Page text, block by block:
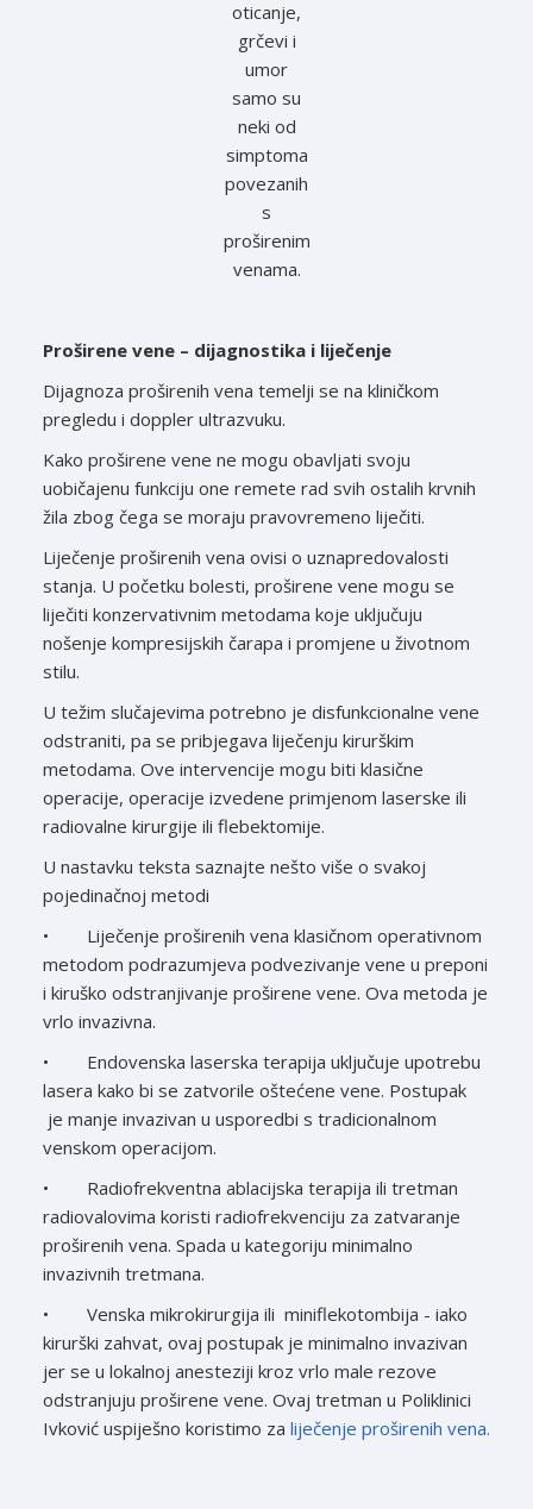
oticanje,
grčevi i
umor
samo su
neki od
simptoma
povezanih
s
proširenim
venama.
Proširene vene – dijagnostika i liječenje
Dijagnoza proširenih vena temelji se na kliničkom
pregledu i doppler ultrazvuku.
Kako proširene vene ne mogu obavljati svoju
uobičajenu funkciju one remete rad svih ostalih krvnih
žila zbog čega se moraju pravovremeno liječiti.
Liječenje proširenih vena ovisi o uznapredovalosti
stanja. U početku bolesti, proširene vene mogu se
liječiti konzervativnim metodama koje uključuju
nošenje kompresijskih čarapa i promjene u životnom
stilu.
U težim slučajevima potrebno je disfunkcionalne vene
odstraniti, pa se pribjegava liječenju kirurškim
metodama. Ove intervencije mogu biti klasične
operacije, operacije izvedene primjenom laserske ili
radiovalne kirurgije ili flebektomije.
U nastavku teksta saznajte nešto više o svakoj
pojedinačnoj metodi
• Liječenje proširenih vena klasičnom operativnom
metodom podrazumjeva podvezivanje vene u preponi
i kiruško odstranjivanje proširene vene. Ova metoda je
vrlo invazivna.
• Endovenska laserska terapija uključuje upotrebu
lasera kako bi se zatvorile oštećene vene. Postupak
je manje invazivan u usporedbi s tradicionalnom
venskom operacijom.
• Radiofrekventna ablacijska terapija ili tretman
radiovalovima koristi radiofrekvenciju za zatvaranje
proširenih vena. Spada u kategoriju minimalno
invazivnih tretmana.
• Venska mikrokirurgija ili miniflekotombija - iako
kirurški zahvat, ovaj postupak je minimalno invazivan
jer se u lokalnoj anesteziji kroz vrlo male rezove
odstranjuju proširene vene. Ovaj tretman u Poliklinici
Ivković uspiješno koristimo za liječenje proširenih vena.